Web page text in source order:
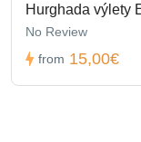
Hurghada výlety
No Review
from 15,00€